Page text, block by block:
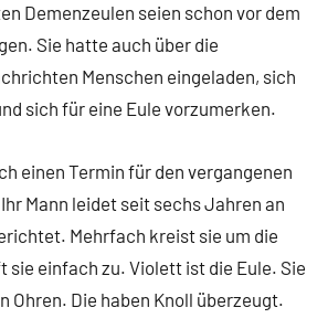
Demenzeulen seien schon vor dem
Sie hatte auch über die
Menschen eingeladen, sich
sich für eine Eule vorzumerken.
einen Termin für den vergangenen
Mann leidet seit sechs Jahren an
Mehrfach kreist sie um die
sie einfach zu. Violett ist die Eule. Sie
Ohren. Die haben Knoll überzeugt.